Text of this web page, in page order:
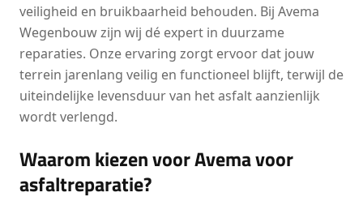
veiligheid en bruikbaarheid behouden. Bij Avema
Wegenbouw zijn wij dé expert in duurzame
reparaties. Onze ervaring zorgt ervoor dat jouw
terrein jarenlang veilig en functioneel blijft, terwijl de
uiteindelijke levensduur van het asfalt aanzienlijk
wordt verlengd.
Waarom kiezen voor Avema voor
asfaltreparatie?